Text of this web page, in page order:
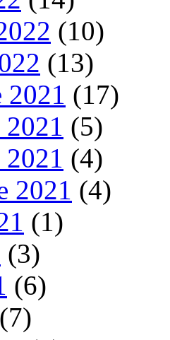
(10)
(13)
2021 (17)
(5)
(4)
2021 (4)
(1)
(3)
(6)
(7)